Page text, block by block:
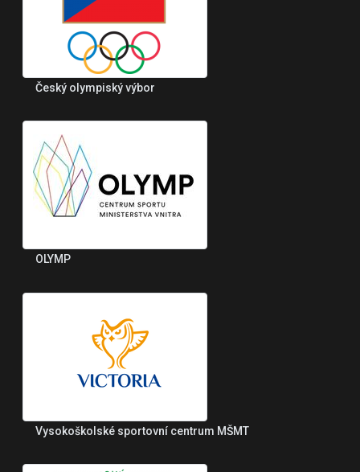
Český olympiský výbor
OLYMP
Vysokoškolské sportovní centrum MŠMT